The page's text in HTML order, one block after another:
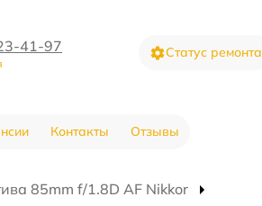
41-97 Статус ремонта
Контакты Отзывы
85mm f/1.8D AF Nikkor